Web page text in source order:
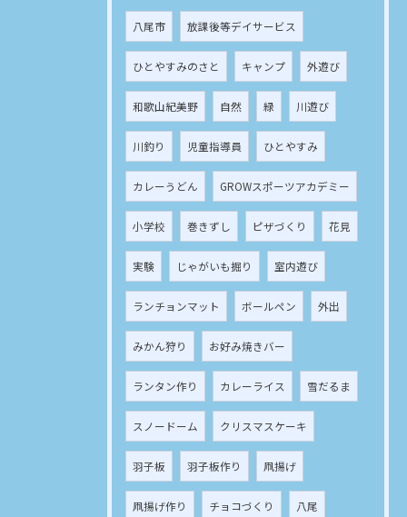
八尾市 放課後等デイサービス
ひとやすみのさと キャンプ 外遊び
和歌山紀美野 自然 緑 川遊び
川釣り 児童指導員 ひとやすみ
カレーうどん GROWスポーツアカデミー
小学校 巻きずし ピザづくり 花見
実験 じゃがいも掘り 室内遊び
ランチョンマット ボールペン 外出
みかん狩り お好み焼きバー
ランタン作り カレーライス 雪だるま
スノードーム クリスマスケーキ
羽子板 羽子板作り 凧揚げ
凧揚げ作り チョコづくり 八尾